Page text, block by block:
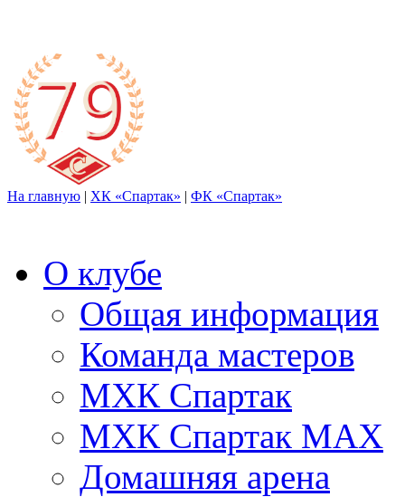
На главную | ХК «Спартак» | ФК «Спартак»
О клубе
Общая информация
Команда мастеров
МХК Спартак
МХК Спартак МАХ
Домашняя арена